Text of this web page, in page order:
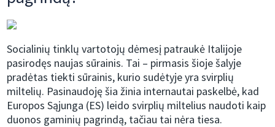
Socialinių tinklų vartotojų dėmesį patraukė Italijoje
pasirodęs naujas sūrainis. Tai – pirmasis šioje šalyje
pradėtas tiekti sūrainis, kurio sudėtyje yra svirplių
miltelių. Pasinaudoję šia žinia internautai paskelbė, kad
Europos Sąjunga (ES) leido svirplių miltelius naudoti kaip
duonos gaminių pagrindą, tačiau tai nėra tiesa.